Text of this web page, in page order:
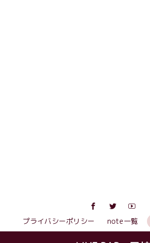
プライバシーポリシー note一覧